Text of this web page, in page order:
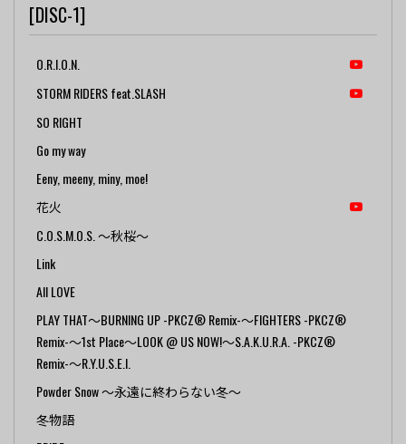
[DISC-1]
O.R.I.O.N.
STORM RIDERS feat.SLASH
SO RIGHT
Go my way
Eeny, meeny, miny, moe!
花火
C.O.S.M.O.S. ～秋桜～
Link
All LOVE
PLAY THAT～BURNING UP -PKCZ® Remix-～FIGHTERS -PKCZ®
Remix-～1st Place～LOOK @ US NOW!～S.A.K.U.R.A. -PKCZ®
Remix-～R.Y.U.S.E.I.
Powder Snow ～永遠に終わらない冬～
冬物語